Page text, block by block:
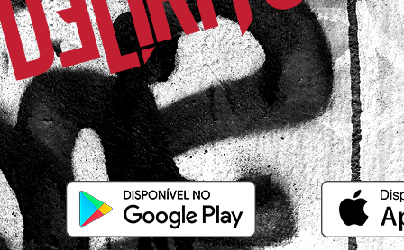
Lídia R.
Comprador Verificado
06/09/2025 às 06h54
Petrópolis / RJ
Adorei, o tamanho pra mim que sou
Amei.